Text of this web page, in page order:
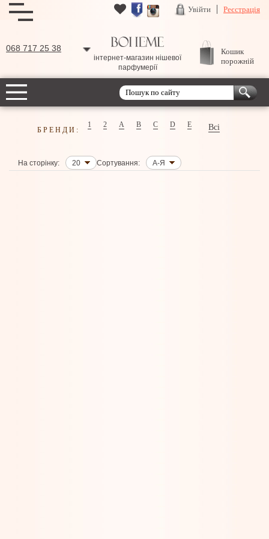
Увійти Реєстрація
068 717 25 38
інтернет-магазин нішевої
парфумерії
Кошик
порожній
БРЕНДИ:
1 2 A B C D E Всі
На сторінку: 20 Сортування: А-Я